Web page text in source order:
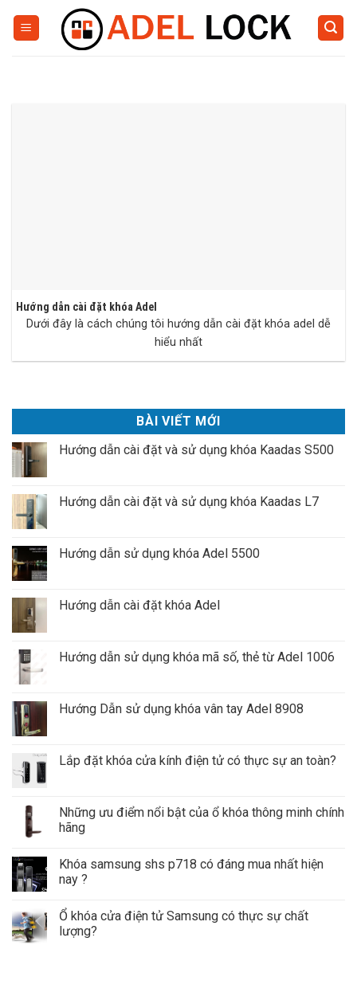
Hướng dẫn cài đặt khóa Adel
Dưới đây là cách chúng tôi hướng dẫn cài đặt khóa adel dễ
hiểu nhất
BÀI VIẾT MỚI
Hướng dẫn cài đặt và sử dụng khóa Kaadas S500
Hướng dẫn cài đặt và sử dụng khóa Kaadas L7
Hướng dẫn sử dụng khóa Adel 5500
Hướng dẫn cài đặt khóa Adel
Hướng dẫn sử dụng khóa mã số, thẻ từ Adel 1006
Hướng Dẫn sử dụng khóa vân tay Adel 8908
Lắp đặt khóa cửa kính điện tử có thực sự an toàn?
Những ưu điểm nổi bật của ổ khóa thông minh chính
hãng
Khóa samsung shs p718 có đáng mua nhất hiện
nay ?
Ổ khóa cửa điện tử Samsung có thực sự chất
lượng?